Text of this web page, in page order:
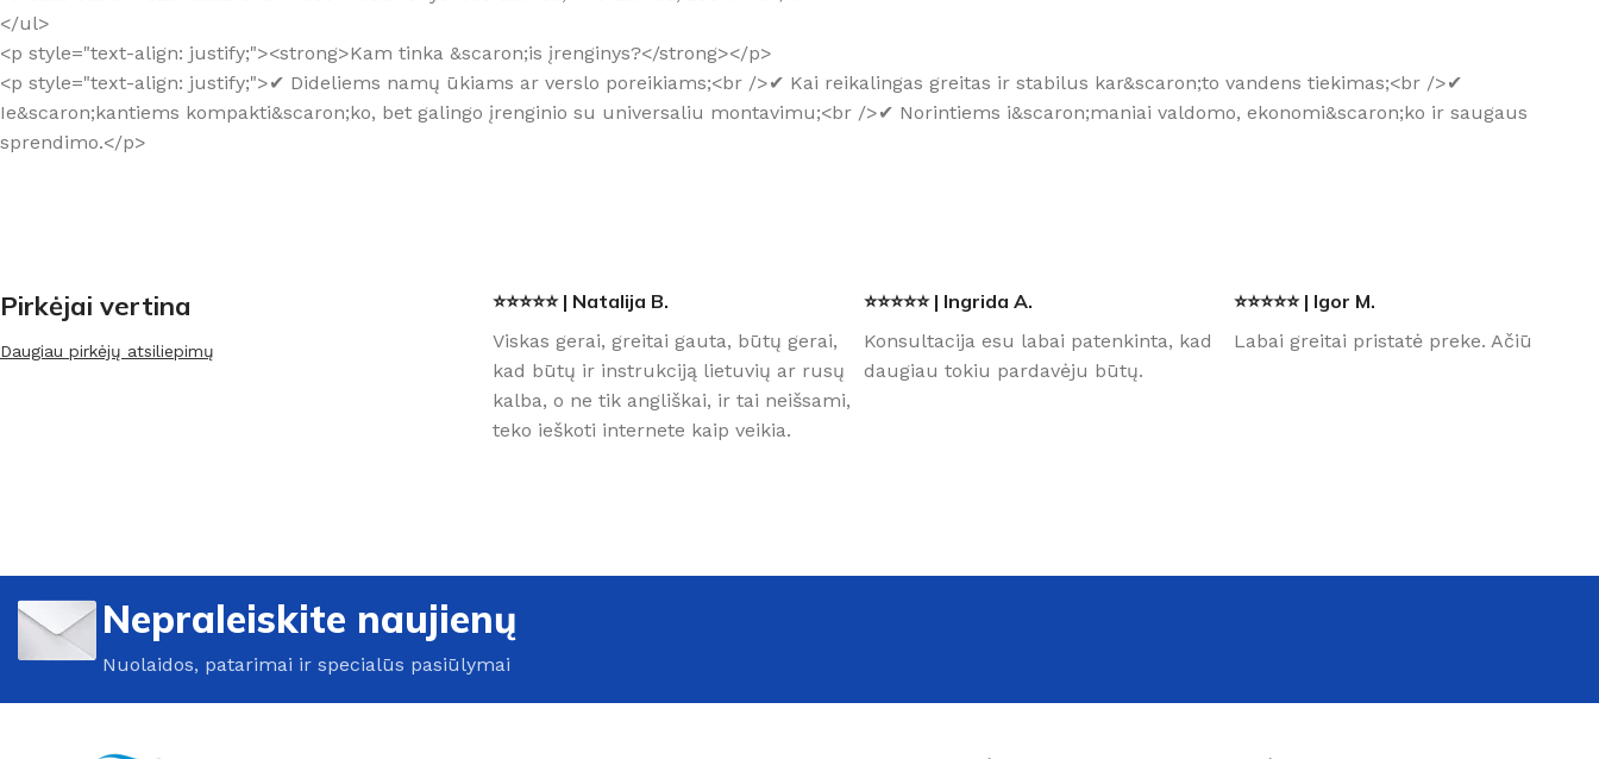
</ul>
<p style="text-align: justify;"><strong>Kam tinka &scaron;is įrenginys?</strong></p>
<p style="text-align: justify;">✔ Dideliems namų ūkiams ar verslo poreikiams;<br />✔ Kai reikalingas greitas ir stabilus kar&scaron;to vandens tiekimas;<br />✔
Ie&scaron;kantiems kompakti&scaron;ko, bet galingo įrenginio su universaliu montavimu;<br />✔ Norintiems i&scaron;maniai valdomo, ekonomi&scaron;ko ir saugaus
sprendimo.</p>
Pirkėjai vertina
Daugiau pirkėjų atsiliepimų
⭐⭐⭐⭐⭐ | Natalija B.
Viskas gerai, greitai gauta, būtų gerai,
kad būtų ir instrukciją lietuvių ar rusų
kalba, o ne tik angliškai, ir tai neišsami,
teko ieškoti internete kaip veikia.
⭐⭐⭐⭐⭐ | Ingrida A.
Konsultacija esu labai patenkinta, kad
daugiau tokiu pardavėju būtų.
⭐⭐⭐⭐⭐ | Igor M.
Labai greitai pristatė preke. Ačiū
Nepraleiskite naujienų
Nuolaidos, patarimai ir specialūs pasiūlymai